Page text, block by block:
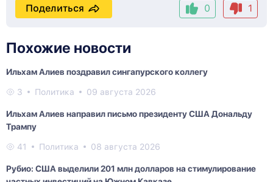
0 1
Поделиться
Похожие новости
Ильхам Алиев поздравил сингапурского коллегу
3 Политика 09 августа 2026
Ильхам Алиев направил письмо президенту США Дональду
Трампу
41 Политика 08 августа 2026
Рубио: США выделили 201 млн долларов на стимулирование